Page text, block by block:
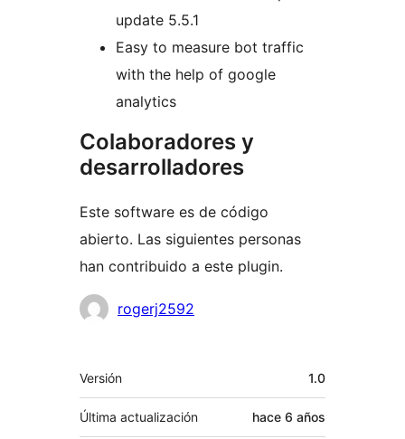
update 5.5.1
Easy to measure bot traffic
with the help of google
analytics
Colaboradores y
desarrolladores
Este software es de código
abierto. Las siguientes personas
han contribuido a este plugin.
Colaboradores
rogerj2592
Meta
Versión 1.0
Última actualización hace 6 años